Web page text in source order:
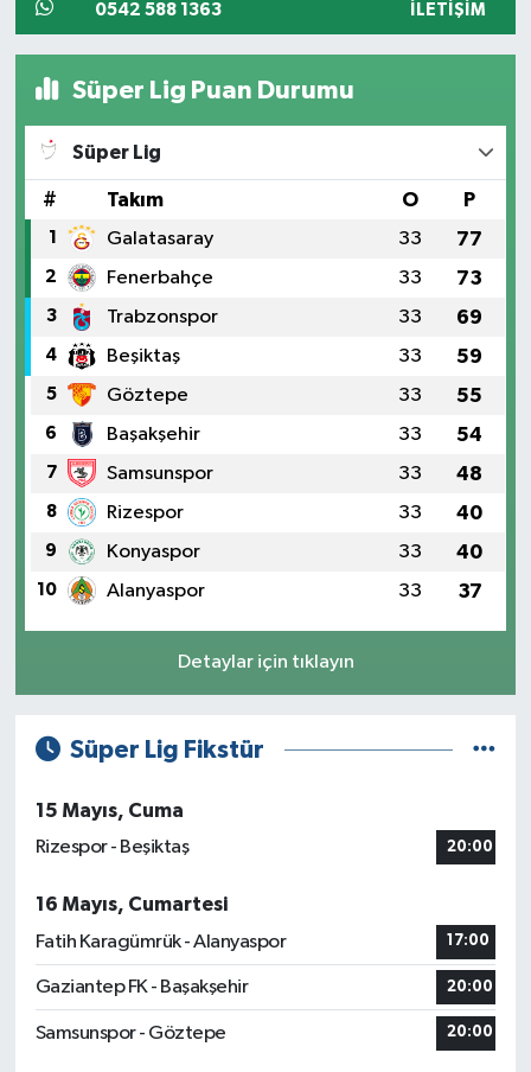
0542 588 1363 İLETIŞIM
Süper Lig Puan Durumu
Süper Lig
# Takım O P
1 Galatasaray 33 77
2 Fenerbahçe 33 73
3 Trabzonspor 33 69
4 Beşiktaş 33 59
5 Göztepe 33 55
6 Başakşehir 33 54
7 Samsunspor 33 48
8 Rizespor 33 40
9 Konyaspor 33 40
10 Alanyaspor 33 37
Detaylar için tıklayın
Süper Lig Fikstür
15 Mayıs, Cuma
Rizespor - Beşiktaş
20:00
16 Mayıs, Cumartesi
Fatih Karagümrük - Alanyaspor
17:00
Gaziantep FK - Başakşehir 20:00
Samsunspor - Göztepe 20:00